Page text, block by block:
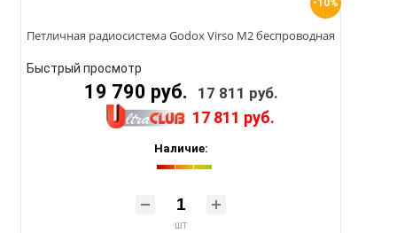
-10%
Петличная радиосистема Godox Virso M2 беспроводная
Быстрый просмотр
19 790 руб. 17 811 руб.
17 811 руб.
Наличие:
шт